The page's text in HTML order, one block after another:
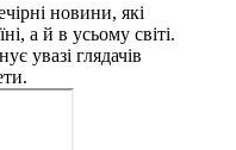
новини, які
а й в усьому світі.
увазі глядачів